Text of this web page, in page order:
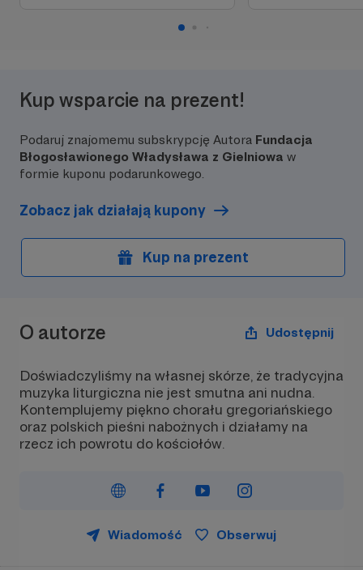
Darczyńców. Będzie nam bardzo
Kup wsparcie na prezent!
Podaruj znajomemu subskrypcję Autora Fundacja
Błogosławionego Władysława z Gielniowa w
formie kuponu podarunkowego.
Zobacz jak działają kupony
Kup na prezent
O autorze Udostępnij
Doświadczyliśmy na własnej skórze, że tradycyjna
muzyka liturgiczna nie jest smutna ani nudna.
Kontemplujemy piękno chorału gregoriańskiego
oraz polskich pieśni nabożnych i działamy na
rzecz ich powrotu do kościołów.
Wiadomość Obserwuj